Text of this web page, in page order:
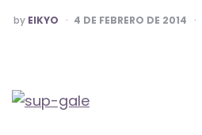
POSTED
BY
by EIKYO 4 DE FEBRERO DE 2014